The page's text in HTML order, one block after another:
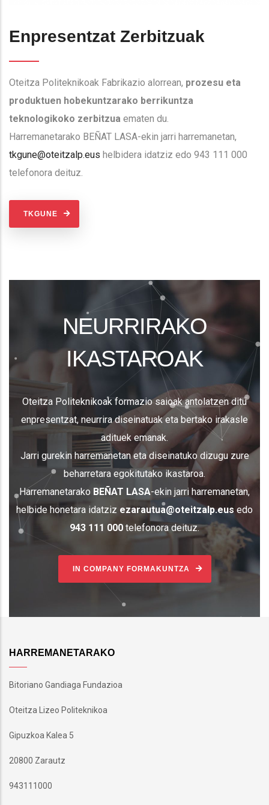
Enpresentzat Zerbitzuak
Oteitza Politeknikoak Fabrikazio alorrean, prozesu eta
produktuen hobekuntzarako berrikuntza
teknologikoko zerbitzua ematen du.
Harremanetarako BEÑAT LASA-ekin jarri harremanetan,
tkgune@oteitzalp.eus helbidera idatziz edo 943 111 000
telefonora deituz.
TKGUNE
NEURRIRAKO
IKASTAROAK
Oteitza Politeknikoak formazio saioak antolatzen ditu
enpresentzat, neurrira diseinatuak eta bertako irakasle
adituek emanak.
Jarri gurekin harremanetan eta diseinatuko dizugu zure
beharretara egokitutako ikastaroa.
Harremanetarako BEÑAT LASA-ekin jarri harremanetan,
helbide honetara idatziz ezarautua@oteitzalp.eus edo
943 111 000 telefonora deituz.
IN COMPANY FORMAKUNTZA
HARREMANETARAKO
Bitoriano Gandiaga Fundazioa
Oteitza Lizeo Politeknikoa
Gipuzkoa Kalea 5
20800 Zarautz
943111000